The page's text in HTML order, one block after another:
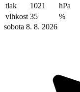
tlak
1021
hPa
vlhkost 35
%
sobota 8. 8. 2026